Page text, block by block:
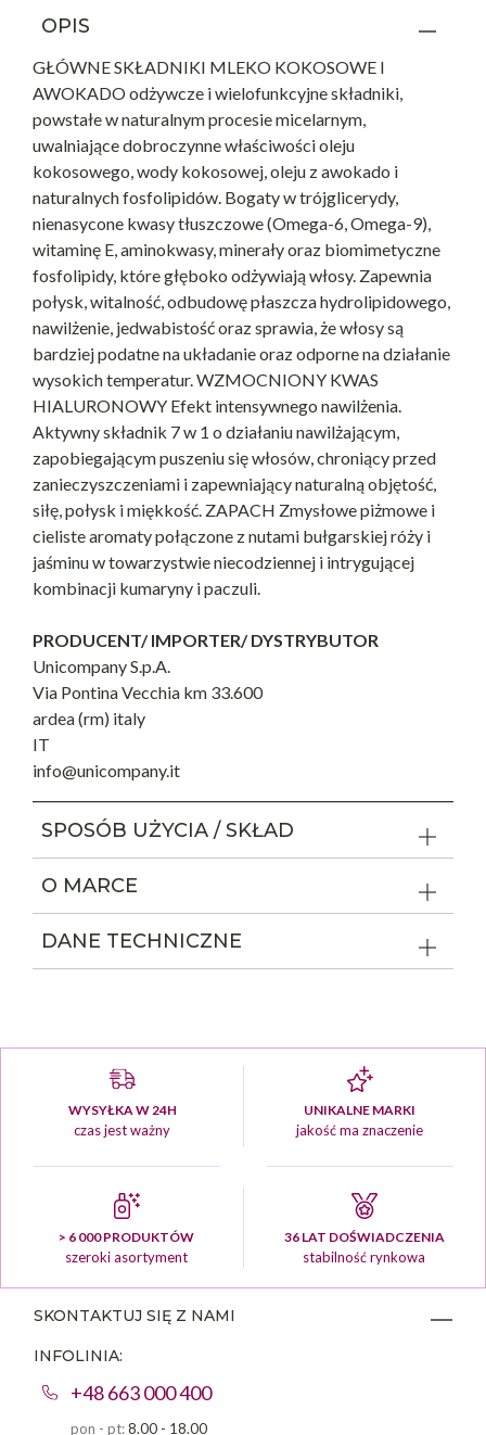
OPIS
GŁÓWNE SKŁADNIKI MLEKO KOKOSOWE I
AWOKADO odżywcze i wielofunkcyjne składniki,
powstałe w naturalnym procesie micelarnym,
uwalniające dobroczynne właściwości oleju
kokosowego, wody kokosowej, oleju z awokado i
naturalnych fosfolipidów. Bogaty w trójglicerydy,
nienasycone kwasy tłuszczowe (Omega-6, Omega-9),
witaminę E, aminokwasy, minerały oraz biomimetyczne
fosfolipidy, które głęboko odżywiają włosy. Zapewnia
połysk, witalność, odbudowę płaszcza hydrolipidowego,
nawilżenie, jedwabistość oraz sprawia, że włosy są
bardziej podatne na układanie oraz odporne na działanie
wysokich temperatur. WZMOCNIONY KWAS
HIALURONOWY Efekt intensywnego nawilżenia.
Aktywny składnik 7 w 1 o działaniu nawilżającym,
zapobiegającym puszeniu się włosów, chroniący przed
zanieczyszczeniami i zapewniający naturalną objętość,
siłę, połysk i miękkość. ZAPACH Zmysłowe piżmowe i
cieliste aromaty połączone z nutami bułgarskiej róży i
jaśminu w towarzystwie niecodziennej i intrygującej
kombinacji kumaryny i paczuli.
PRODUCENT/ IMPORTER/ DYSTRYBUTOR
Unicompany S.p.A.
Via Pontina Vecchia km 33.600
ardea (rm) italy
IT
info@unicompany.it
SPOSÓB UŻYCIA / SKŁAD
O MARCE
DANE TECHNICZNE
WYSYŁKA W 24H
czas jest ważny
UNIKALNE MARKI
jakość ma znaczenie
> 6 000 PRODUKTÓW
szeroki asortyment
36 LAT DOŚWIADCZENIA
stabilność rynkowa
SKONTAKTUJ SIĘ Z NAMI
INFOLINIA:
+48 663 000 400
pon - pt:8.00 - 18.00